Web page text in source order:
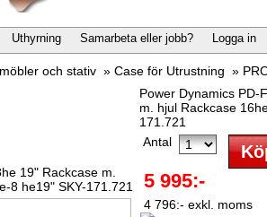
Uthyrning Samarbeta eller jobb? Logga in
och stativ »Case för Utrustning »
19" Rackcase m.
8 he19" SKY-171.721
Power Dynamics PD-
m. hjul Rackcase
171.721
Antal
5 995:-
4 796:- exkl. moms